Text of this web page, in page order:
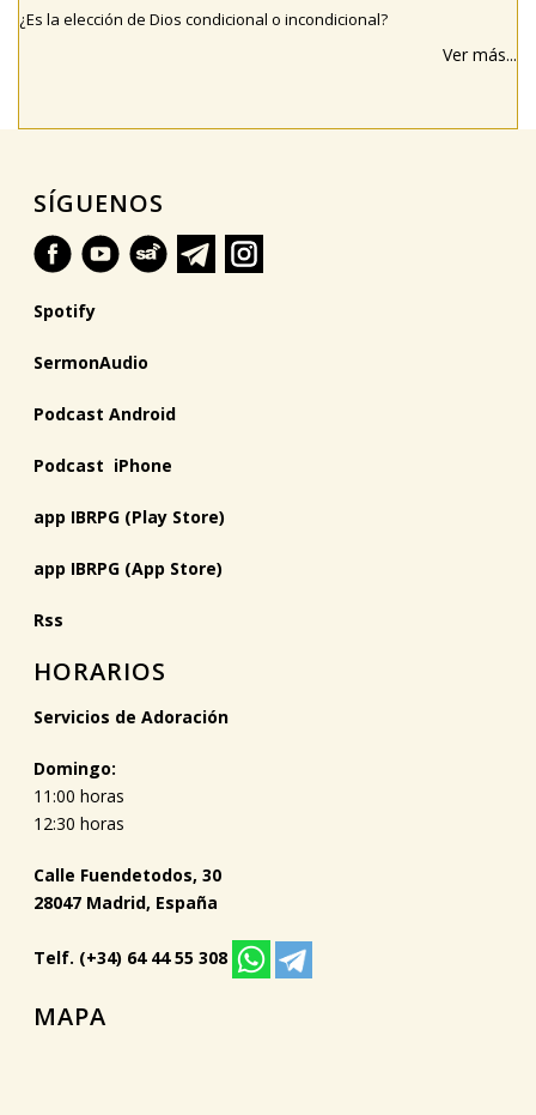
¿Es la elección de Dios condicional o incondicional?
Ver más...
SÍGUENOS
Spotify
SermonAudio
Podcast Android
Podcast iPhone
app IBRPG (Play Store)
app IBRPG (App Store)
Rss
HORARIOS
Servicios de Adoración
Domingo:
11:00 horas
12:30 horas
Calle Fuendetodos, 30
28047 Madrid, España
Telf. (+34) 64 44 55 308
MAPA